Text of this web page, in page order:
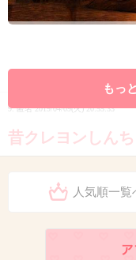
9. 匿名2019/04/09(火) 20:55:33
昔クレヨンしん
ってあったけど
街並みが似てる。
もっ
人気順一覧